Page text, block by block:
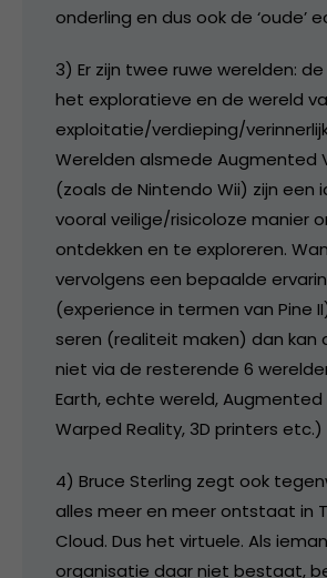
onderling en dus ook de ‘oude’
3) Er zijn twee ruwe werelden:
het exploratieve en de wereld
exploitatie/verdieping/
Werelden alsmede Augmented
(zoals de Nintendo Wii) zijn een
vooral veilige/risicoloze manier
ontdekken en te exploreren.
vervolgens een bepaalde
(experience in termen van Pine
seren (realiteit maken) dan kan
niet via de resterende 6
Earth, echte wereld, Augmented
Warped Reality, 3D printers etc.)
4) Bruce Sterling zegt ook
alles meer en meer ontstaat in
Cloud. Dus het virtuele. Als
organisatie daar niet bestaat,